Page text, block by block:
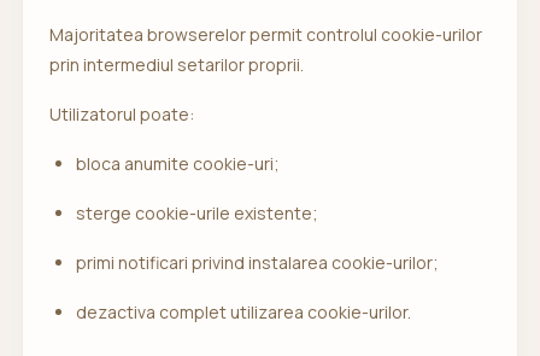
Majoritatea browserelor permit controlul cookie-urilor
prin intermediul setarilor proprii.
Utilizatorul poate:
bloca anumite cookie-uri;
sterge cookie-urile existente;
primi notificari privind instalarea cookie-urilor;
dezactiva complet utilizarea cookie-urilor.